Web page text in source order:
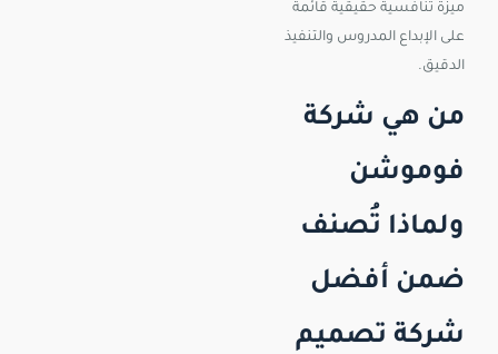
ميزة تنافسية حقيقية قائمة
على الإبداع المدروس والتنفيذ
الدقيق.
من هي شركة
فوموشن
ولماذا تُصنف
ضمن أفضل
شركة تصميم